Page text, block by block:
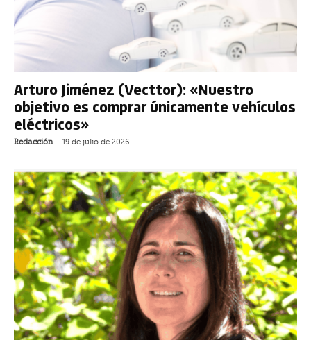
Arturo Jiménez (Vecttor): «Nuestro
objetivo es comprar únicamente vehículos
eléctricos»
Redacción - 19 de julio de 2026